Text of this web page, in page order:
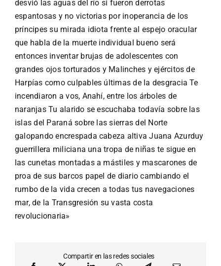
desvió las aguas del río si fueron derrotas
espantosas y no victorias por inoperancia de los
príncipes su mirada idiota frente al espejo oracular
que habla de la muerte individual bueno será
entonces inventar brujas de adolescentes con
grandes ojos torturados y Malinches y ejércitos de
Harpías como culpables últimas de la desgracia Te
incendiaron a vos, Anahí, entre los árboles de
naranjas Tu alarido se escuchaba todavía sobre las
islas del Paraná sobre las sierras del Norte
galopando encrespada cabeza altiva Juana Azurduy
guerrillera miliciana una tropa de niñas te sigue en
las cunetas montadas a mástiles y mascarones de
proa de sus barcos papel de diario cambiando el
rumbo de la vida crecen a todas tus navegaciones
mar, de la Transgresión su vasta costa
revolucionaria»
Compartir en las redes sociales